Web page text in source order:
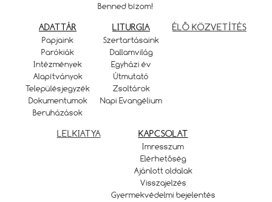
Benned bízom!
ADATTÁR
Papjaink
Parókiák
Intézmények
Alapítványok
Településjegyzék
Dokumentumok
Beruházások
LITURGIA
Szertartásaink
Dallamvilág
Egyházi év
Útmutató
Zsoltárok
Napi Evangélium
ÉLŐ KÖZVETÍTÉS
LELKIATYA KAPCSOLAT
Imresszum
Elérhetőség
Ajánlott oldalak
Visszajelzés
Gyermekvédelmi bejelentés